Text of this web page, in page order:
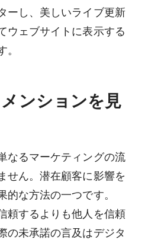
ーし、美しいライブ更新
ウェブサイトに表示する
。
ンションを見
なるマーケティングの流
せん。潜在顧客に影響を
的な方法の一つです。
頼するよりも他人を信頼
の未承諾の言及はデジタ